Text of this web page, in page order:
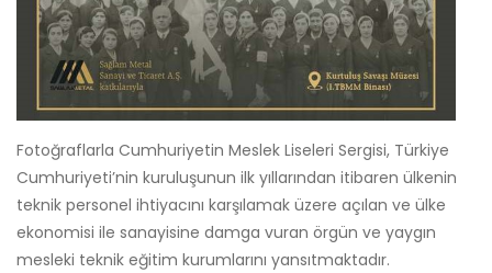
Fotoğraflarla Cumhuriyetin Meslek Liseleri Sergisi, Türkiye
Cumhuriyeti’nin kuruluşunun ilk yıllarından itibaren ülkenin
teknik personel ihtiyacını karşılamak üzere açılan ve ülke
ekonomisi ile sanayisine damga vuran örgün ve yaygın
mesleki teknik eğitim kurumlarını yansıtmaktadır.